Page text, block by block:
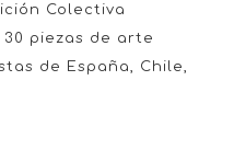
Colectiva
piezas de arte
de España, Chile,